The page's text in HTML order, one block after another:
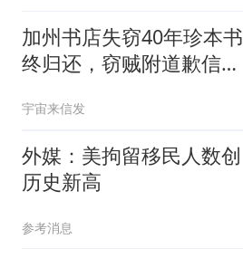
加州书店失窃40年珍本书
终归还，窃贼附道歉信和
宇宙来信发
外媒：美拘留移民人数创
历史新高
参考消息